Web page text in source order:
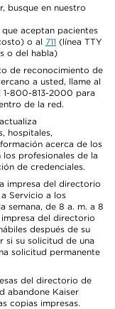
busque en nuestro
aceptan pacientes
o al 711 (línea TTY
o del habla)
de reconocimiento de
a usted, llame al
1-800-813-2000 para
de la red.
hospitales,
acerca de los
profesionales de la
de credenciales.
impresa del directorio
Servicio a los
semana, de 8 a. m. a 8
impresa del directorio
después de su
si su solicitud de una
solicitud permanente
del directorio de
abandone Kaiser
copias impresas.